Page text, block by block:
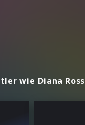
wie Diana Ross